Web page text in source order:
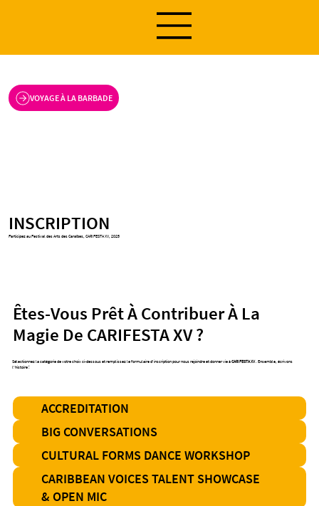
INSCRIPTION
Participez au Festival des Arts des Caraïbes, CARIFESTA XV, 2025
Êtes-Vous Prêt À Contribuer À La
Magie De CARIFESTA XV ?
Sélectionnez la catégorie de votre choix ci-dessous et remplissez le formulaire d'inscription pour nous rejoindre et donner vie àCARIFESTA XV. Ensemble, écrivons
l'histoire !
ACCREDITATION
BIG CONVERSATIONS
CULTURAL FORMS DANCE WORKSHOP
CARIBBEAN VOICES TALENT SHOWCASE
& OPEN MIC
VOYAGE À LA BARBADE